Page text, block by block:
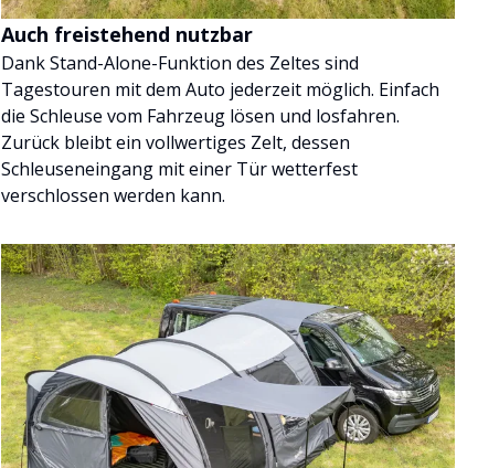
Auch freistehend nutzbar
Dank Stand-Alone-Funktion des Zeltes sind
Tagestouren mit dem Auto jederzeit möglich. Einfach
die Schleuse vom Fahrzeug lösen und losfahren.
Zurück bleibt ein vollwertiges Zelt, dessen
Schleuseneingang mit einer Tür wetterfest
verschlossen werden kann.